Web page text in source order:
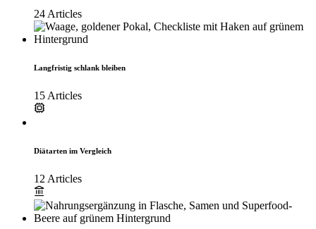
24 Articles
Langfristig schlank bleiben
15 Articles
Diätarten im Vergleich
12 Articles